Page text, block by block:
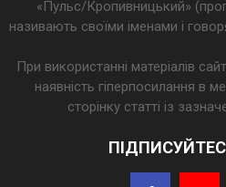
«Пульс/Кропивницький»
називають своїми іменами і
При використанні матеріалів
наявність гіперпосилання в
сторінку статті із